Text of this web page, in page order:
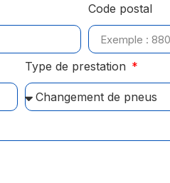
Code postal
Type de prestation